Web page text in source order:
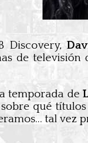
Discovery,
de
temporada de
qué
tal vez